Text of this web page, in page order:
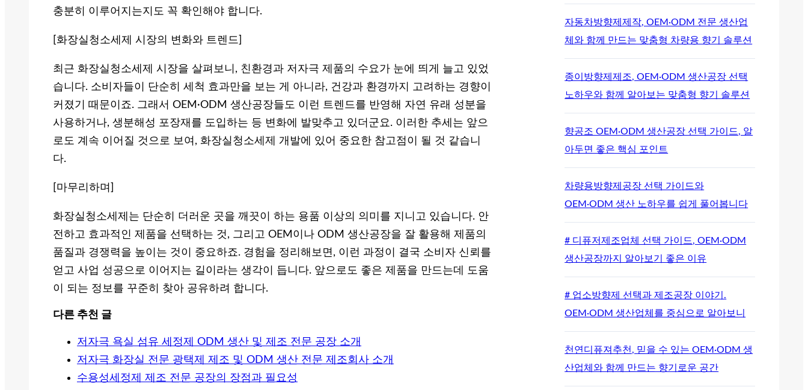
충분히 이루어지는지도 꼭 확인해야 합니다.
[화장실청소세제 시장의 변화와 트렌드]
최근 화장실청소세제 시장을 살펴보니, 친환경과 저자극 제품의 수요가 눈에 띄게 늘고 있었
습니다. 소비자들이 단순히 세척 효과만을 보는 게 아니라, 건강과 환경까지 고려하는 경향이
커졌기 때문이죠. 그래서 OEM·ODM 생산공장들도 이런 트렌드를 반영해 자연 유래 성분을
사용하거나, 생분해성 포장재를 도입하는 등 변화에 발맞추고 있더군요. 이러한 추세는 앞으
로도 계속 이어질 것으로 보여, 화장실청소세제 개발에 있어 중요한 참고점이 될 것 같습니
다.
[마무리하며]
화장실청소세제는 단순히 더러운 곳을 깨끗이 하는 용품 이상의 의미를 지니고 있습니다. 안
전하고 효과적인 제품을 선택하는 것, 그리고 OEM이나 ODM 생산공장을 잘 활용해 제품의
품질과 경쟁력을 높이는 것이 중요하죠. 경험을 정리해보면, 이런 과정이 결국 소비자 신뢰를
얻고 사업 성공으로 이어지는 길이라는 생각이 듭니다. 앞으로도 좋은 제품을 만드는데 도움
이 되는 정보를 꾸준히 찾아 공유하려 합니다.
다른 추천 글
저자극 욕실 섬유 세정제 ODM 생산 및 제조 전문 공장 소개
저자극 화장실 전문 광택제 제조 및 ODM 생산 전문 제조회사 소개
수용성세정제 제조 전문 공장의 장점과 필요성
자동차방향제제작, OEM·ODM 전문 생산업
체와 함께 만드는 맞춤형 차량용 향기 솔루션
종이방향제제조, OEM·ODM 생산공장 선택
노하우와 함께 알아보는 맞춤형 향기 솔루션
향공조 OEM·ODM 생산공장 선택 가이드, 알
아두면 좋은 핵심 포인트
차량용방향제공장 선택 가이드와
OEM·ODM 생산 노하우를 쉽게 풀어봅니다
# 디퓨저제조업체 선택 가이드, OEM·ODM
생산공장까지 알아보기 좋은 이유
# 업소방향제 선택과 제조공장 이야기.
OEM·ODM 생산업체를 중심으로 알아보니
천연디퓨져추천, 믿을 수 있는 OEM·ODM 생
산업체와 함께 만드는 향기로운 공간